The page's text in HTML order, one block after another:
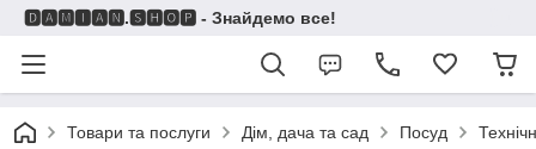
🅳🅰🅼🅸🅰🅽.🆂🅷🅾🅿 - Знайдемо все!
Товари та послуги Дім, дача та сад Посуд